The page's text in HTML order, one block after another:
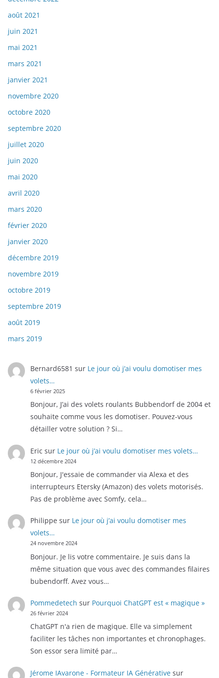
août 2021
juin 2021
mai 2021
mars 2021
janvier 2021
novembre 2020
octobre 2020
septembre 2020
juillet 2020
juin 2020
mai 2020
avril 2020
mars 2020
février 2020
janvier 2020
décembre 2019
novembre 2019
octobre 2019
septembre 2019
août 2019
mars 2019
Bernard6581 sur Le jour où j’ai voulu domotiser mes
volets…
6 février 2025
Bonjour, J’ai des volets roulants Bubbendorf de 2004 et
souhaite comme vous les domotiser. Pouvez-vous
détailler votre solution ? Si…
Eric sur Le jour où j’ai voulu domotiser mes volets…
12 décembre 2024
Bonjour, J'essaie de commander via Alexa et des
interrupteurs Etersky (Amazon) des volets motorisés.
Pas de problème avec Somfy, cela…
Philippe sur Le jour où j’ai voulu domotiser mes
volets…
24 novembre 2024
Bonjour. Je lis votre commentaire. Je suis dans la
même situation que vous avec des commandes filaires
bubendorff. Avez vous…
Pommedetech sur Pourquoi ChatGPT est « magique »
26 février 2024
ChatGPT n'a rien de magique. Elle va simplement
faciliter les tâches non importantes et chronophages.
Son essor sera limité par…
Jérome IAvarone - Formateur IA Générativesur